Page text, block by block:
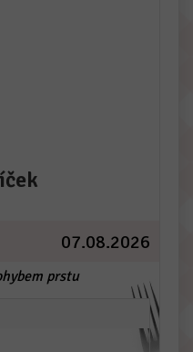
07.08.2026
prstu